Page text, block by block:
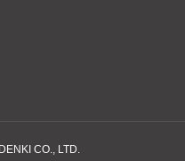
CO., LTD.